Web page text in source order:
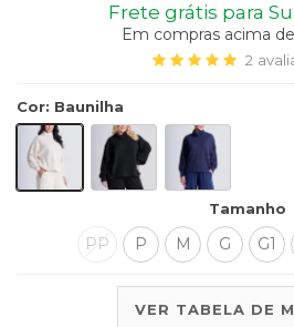
Frete grátis para
Em compras acima
2
Cor: Baunilha
Tamanho
PP P M G G1
VER TABELA DE